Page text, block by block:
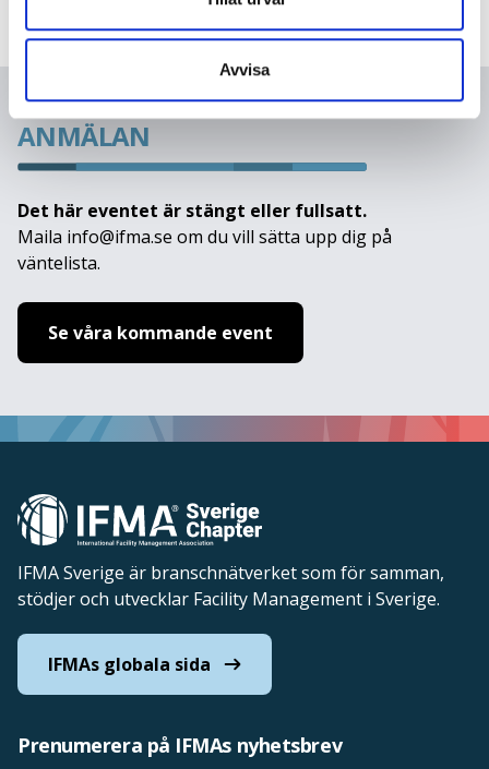
Avvisa
ANMÄLAN
Det här eventet är stängt eller fullsatt.
Maila info@ifma.se om du vill sätta upp dig på
väntelista.
Se våra kommande event
IFMA Sverige är branschnätverket som för samman,
stödjer och utvecklar Facility Management i Sverige.
IFMAs globala sida
Prenumerera på IFMAs nyhetsbrev